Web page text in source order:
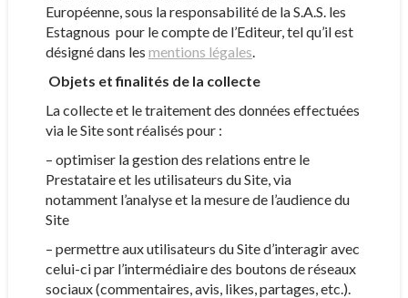
Européenne, sous la responsabilité de la S.A.S. les
Estagnous pour le compte de l’Editeur, tel qu’il est
désigné dans les mentions légales.
Objets et finalités de la collecte
La collecte et le traitement des données effectuées
via le Site sont réalisés pour :
– optimiser la gestion des relations entre le
Prestataire et les utilisateurs du Site, via
notamment l’analyse et la mesure de l’audience du
Site
– permettre aux utilisateurs du Site d’interagir avec
celui-ci par l’intermédiaire des boutons de réseaux
sociaux (commentaires, avis, likes, partages, etc.).